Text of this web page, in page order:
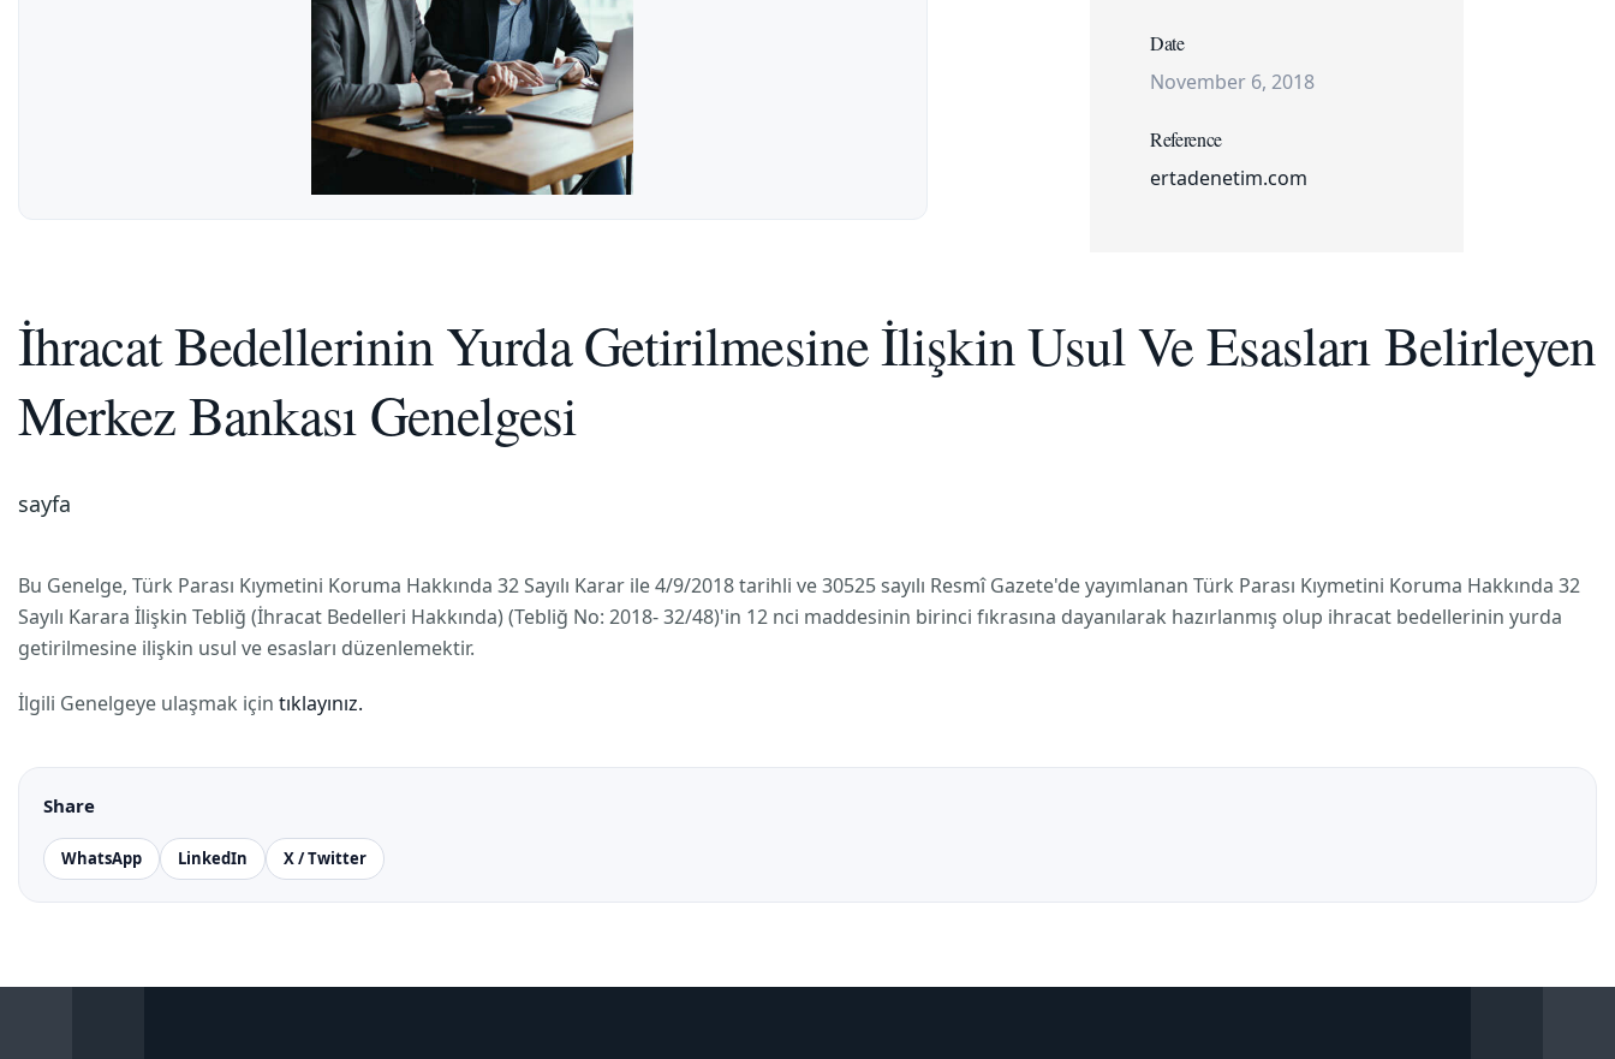
Date
November 6, 2018
Reference
ertadenetim.com
İhracat Bedellerinin Yurda Getirilmesine İlişkin Usul Ve Esasları Belirleyen
Merkez Bankası Genelgesi
sayfa
Bu Genelge, Türk Parası Kıymetini Koruma Hakkında 32 Sayılı Karar ile 4/9/2018 tarihli ve 30525 sayılı Resmî Gazete'de yayımlanan Türk Parası Kıymetini Koruma Hakkında 32
Sayılı Karara İlişkin Tebliğ (İhracat Bedelleri Hakkında) (Tebliğ No: 2018- 32/48)'in 12 nci maddesinin birinci fıkrasına dayanılarak hazırlanmış olup ihracat bedellerinin yurda
getirilmesine ilişkin usul ve esasları düzenlemektir.
İlgili Genelgeye ulaşmak için tıklayınız.
Share
WhatsApp LinkedIn X / Twitter